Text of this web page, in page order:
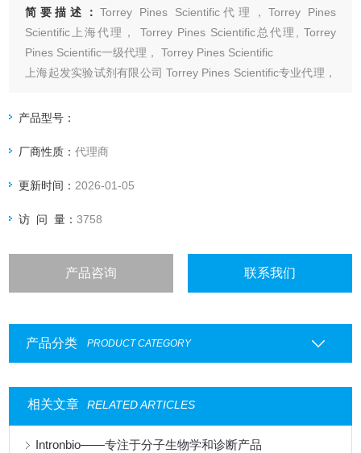
简要描述：Torrey Pines Scientific代理，Torrey Pines
Scientific上海代理， Torrey Pines Scientific总代理, Torrey
Pines Scientific一级代理， Torrey Pines Scientific
上海起发实验试剂有限公司 Torrey Pines Scientific专业代理，
产品型号：
厂商性质：代理商
更新时间： 2026-01-05
访 问 量：3758
产品咨询 联系我们
产品分类 PRODUCT CATEGORY
相关文章 RELATED ARTICLES
Intronbio——专注于分子生物学和诊断产品